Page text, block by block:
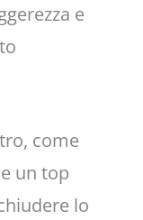
e
come
un top
lo